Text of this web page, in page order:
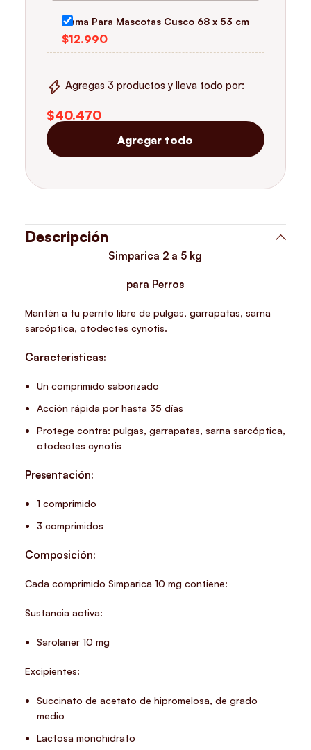
Descripción
Simparica 2 a 5 kg
para Perros
Mantén a tu perrito libre de pulgas, garrapatas, sarna
sarcóptica, otodectes cynotis.
Caracteristicas:
Un comprimido saborizado
Acción rápida por hasta 35 días
Protege contra: pulgas, garrapatas, sarna sarcóptica,
otodectes cynotis
Presentación:
1 comprimido
3 comprimidos
Composición:
Cada comprimidoSimparica 10 mg contiene:
Sustancia activa:
Sarolaner 10 mg
Excipientes:
Succinato de acetato de hipromelosa, de grado
medio
Lactosa monohidrato
Cama Para Mascotas Cusco 68 x 53 cm
Agregas 3 productos y lleva todo por:
Agregar todo